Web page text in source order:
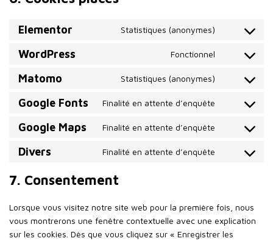
Elementor Statistiques (anonymes)
WordPress Fonctionnel
Matomo Statistiques (anonymes)
Google Fonts Finalité en attente d’enquête
Google Maps Finalité en attente d’enquête
Divers Finalité en attente d’enquête
7. Consentement
Lorsque vous visitez notre site web pour la première fois, nous
vous montrerons une fenêtre contextuelle avec une explication
sur les cookies. Dès que vous cliquez sur « Enregistrer les